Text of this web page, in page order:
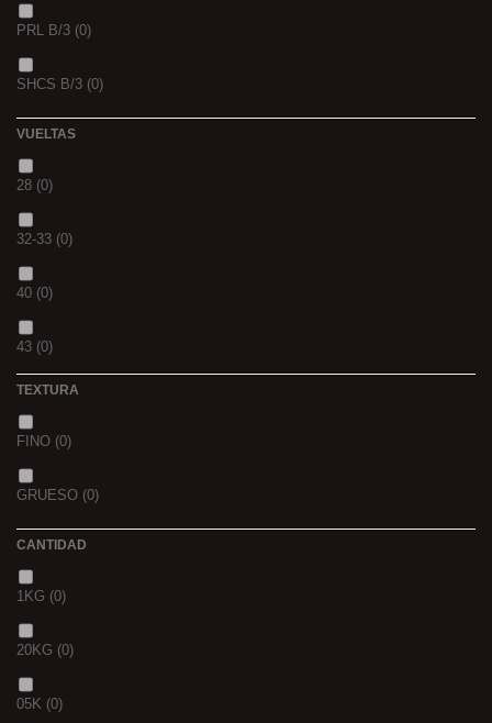
PIÑA
SCOPEX
TUTTI
FRESA
MIEL(0)
OCEAN LIVER
GOLDEN X
PRL B/3 (0)
SHCS B/3 (0)
VUELTAS
28 (0)
32-33 (0)
40 (0)
43 (0)
TEXTURA
FINO (0)
GRUESO (0)
CANTIDAD
1KG (0)
20KG (0)
05K (0)